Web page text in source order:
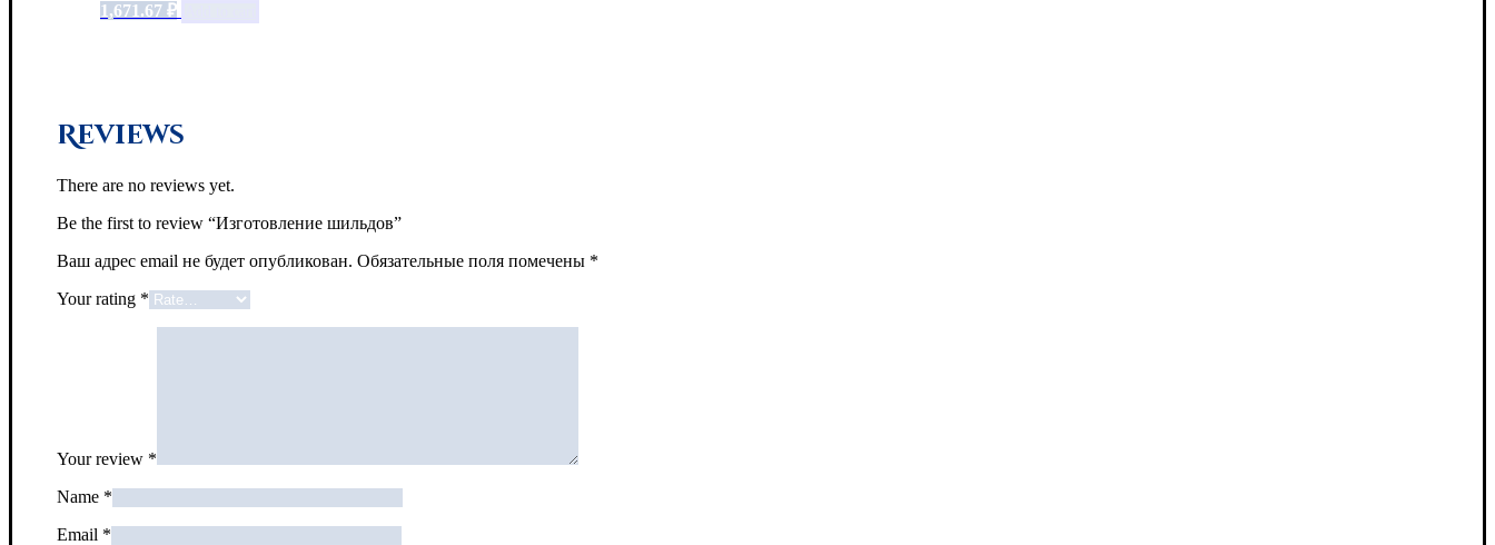
1,671.67 ₽
Reviews
There are no reviews yet.
Be the first to review “Изготовление шильдов”
Ваш адрес email не будет опубликован. Обязательные поля помечены *
Your rating *
Your review *
Name *
Email *